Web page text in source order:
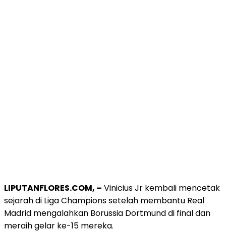
LIPUTANFLORES.COM, – Vinicius Jr kembali mencetak
sejarah di Liga Champions setelah membantu Real
Madrid mengalahkan Borussia Dortmund di final dan
meraih gelar ke-15 mereka.